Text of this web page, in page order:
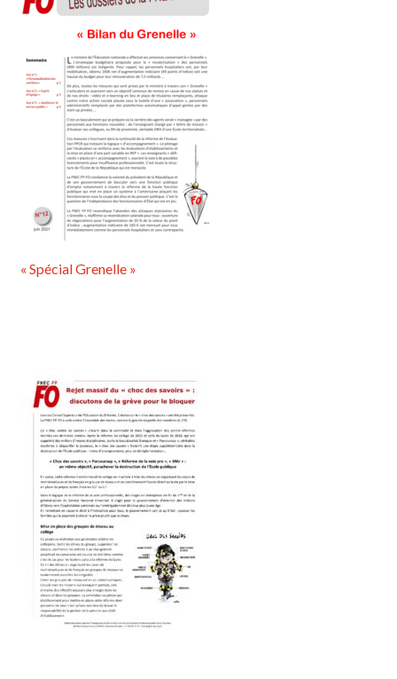
« Spécial Grenelle »